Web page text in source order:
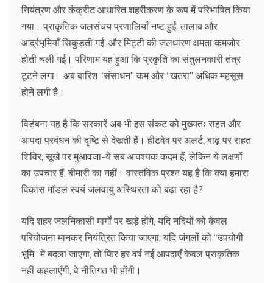
नियंत्रण और कंक्रीट आधारित शहरीकरण के रूप में परिभाषित किया
गया। प्राकृतिक जलसंचय प्रणालियाँ नष्ट हुईं, तालाब और
आर्द्रभूमियाँ सिकुड़ती गईं, और मिट्टी की जलधारण क्षमता कमजोर
होती चली गई। परिणाम यह हुआ कि प्रकृति का संतुलनकारी तंत्र
टूटने लगा। अब बारिश “संसाधन” कम और “खतरा” अधिक महसूस
होने लगी है।
विडंबना यह है कि सरकारें अब भी इस संकट को मुख्यतः राहत और
आपदा प्रबंधन की दृष्टि से देखती हैं। हीटवेव पर अलर्ट, बाढ़ पर राहत
शिविर, सूखे पर मुआवजा-ये सब आवश्यक कदम हैं, लेकिन ये लक्षणों
का उपचार हैं, बीमारी का नहीं। वास्तविक प्रश्न यह है कि क्या हमारा
विकास मॉडल स्वयं जलवायु अस्थिरता को बढ़ा रहा है?
यदि शहर जलनिकासी मार्गों पर खड़े होंगे, यदि नदियों को केवल
परियोजना मानकर नियंत्रित किया जाएगा, यदि जंगलों को “उपयोगी
भूमि” में बदला जाएगा, तो फिर हर वर्ष नई आपदाएँ केवल प्राकृतिक
नहीं कहलाएँगी, वे नीतिगत भी होंगी।